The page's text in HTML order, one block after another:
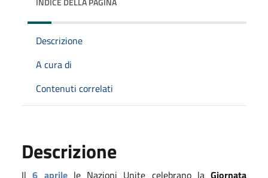
Descrizione
A cura di
Contenuti correlati
Descrizione
Il6 aprilele Nazioni Unite celebrano laGiornata